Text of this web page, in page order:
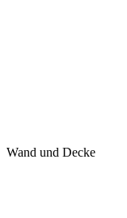
Wand und Decke